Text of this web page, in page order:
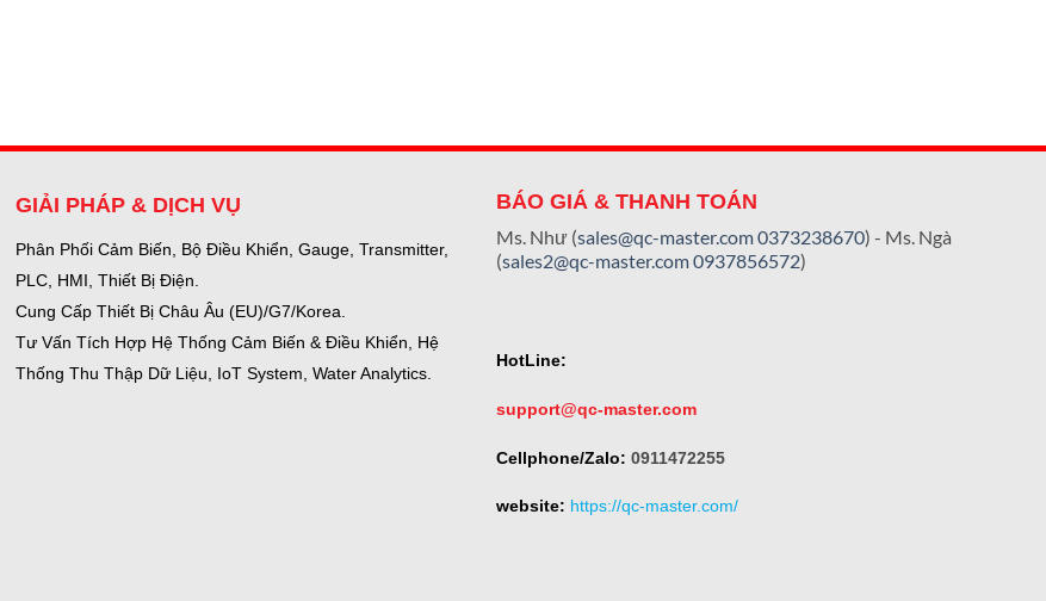
GIẢI PHÁP & DỊCH VỤ
Phân Phối Cảm Biến, Bộ Điều Khiển, Gauge, Transmitter,
PLC, HMI, Thiết Bị Điện.
Cung Cấp Thiết Bị Châu Âu (EU)/G7/Korea.
Tư Vấn Tích Hợp Hệ Thống Cảm Biến & Điều Khiển, Hệ
Thống Thu Thập Dữ Liệu, IoT System, Water Analytics.
BÁO GIÁ & THANH TOÁN
Ms. Như (sales@qc-master.com0373238670) - Ms. Ngà
(sales2@qc-master.com0937856572)
HotLine:
support@qc-master.com
Cellphone/Zalo: 0911472255
website: https://qc-master.com/